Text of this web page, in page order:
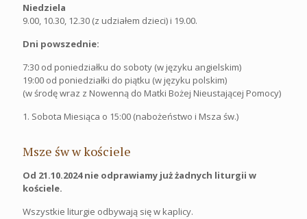
Niedziela
9.00, 10.30, 12.30 (z udziałem dzieci) i 19.00.
Dni powszednie:
7:30 od poniedziałku do soboty (w języku angielskim)
19:00 od poniedziałki do piątku (w języku polskim)
(w środę wraz z Nowenną do Matki Bożej Nieustającej Pomocy)
1. Sobota Miesiąca o 15:00 (nabożeństwo i Msza św.)
Msze św w kościele
Od 21.10.2024 nie odprawiamy już żadnych liturgii w
kościele.
Wszystkie liturgie odbywają się w kaplicy.